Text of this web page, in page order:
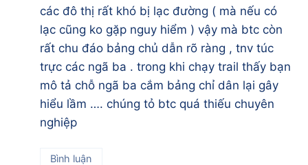
các đô thị rất khó bị lạc đường ( mà nếu có
lạc cũng ko gặp nguy hiểm ) vậy mà btc còn
rất chu đáo bảng chủ dẫn rõ ràng , tnv túc
trực các ngã ba . trong khi chạy trail thấy bạn
mô tả chỗ ngã ba cắm bảng chỉ dân lại gây
hiểu lầm …. chúng tỏ btc quá thiếu chuyên
nghiệp
Bình luận